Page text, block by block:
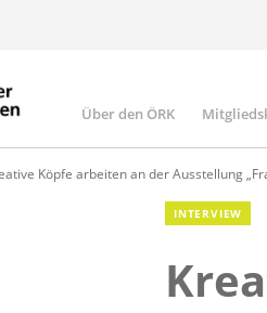
Main
navigation
Über den ÖRK
Köpfe arbeiten an der Ausstellung
INTERVIEW